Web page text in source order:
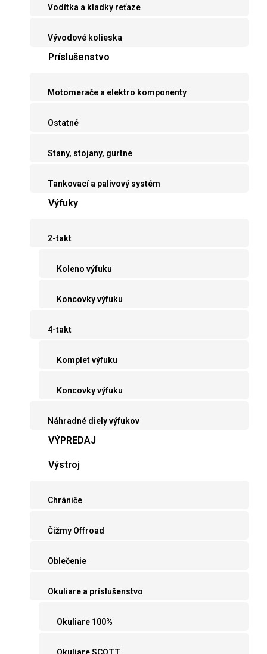
Vodítka a kladky reťaze
Vývodové kolieska
Príslušenstvo
Motomerače a elektro komponenty
Ostatné
Stany, stojany, gurtne
Tankovací a palivový systém
Výfuky
2-takt
Koleno výfuku
Koncovky výfuku
4-takt
Komplet výfuku
Koncovky výfuku
Náhradné diely výfukov
VÝPREDAJ
Výstroj
Chrániče
Čižmy Offroad
Oblečenie
Okuliare a príslušenstvo
Okuliare 100%
Okuliare SCOTT